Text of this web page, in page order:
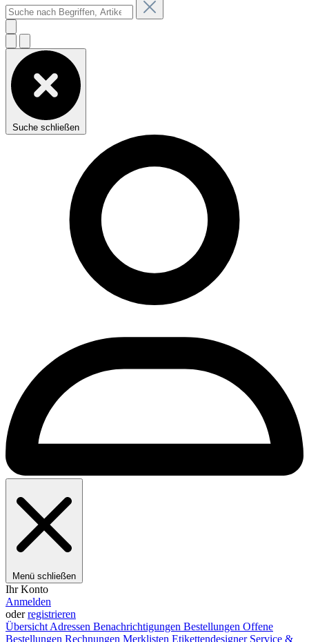
Suche schließen
Menü schließen
Ihr Konto
Anmelden
oderregistrieren
Übersicht Adressen Benachrichtigungen Bestellungen Offene
Bestellungen Rechnungen Merklisten Etikettendesigner Service &